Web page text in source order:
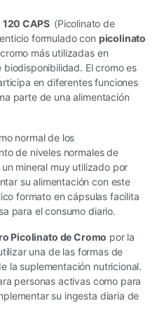
120 CAPS (Picolinato de
formulado con picolinato
más utilizadas en
El cromo es
en diferentes funciones
parte de una alimentación
normal de los
de niveles normales de
mineral muy utilizado por
su alimentación con este
formato en cápsulas facilita
para el consumo diario.
Picolinato de Cromo por la
una de las formas de
la suplementación nutricional.
personas activas como para
su ingesta diaria de